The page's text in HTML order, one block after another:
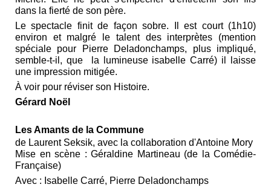
dans la fierté de son père.
Le spectacle finit de façon sobre. Il est court (1h10)
environ et malgré le talent des interprètes (mention
spéciale pour Pierre Deladonchamps, plus impliqué,
semble-t-il, que la lumineuse isabelle Carré) il laisse
une impression mitigée.
À voir pour réviser son Histoire.
Gérard Noël
Les Amants de la Commune
de Laurent Seksik, avec la collaboration d'Antoine Mory
Mise en scène : Géraldine Martineau (de la Comédie-
Française)
Avec : Isabelle Carré, Pierre Deladonchamps